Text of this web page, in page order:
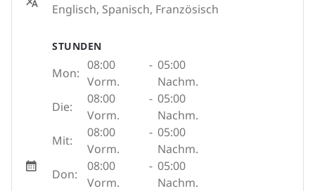
Englisch, Spanisch, Französisch
STUNDEN
Mon:
08:00
Vorm.
- 05:00
Nachm.
Die:
08:00
Vorm.
- 05:00
Nachm.
Mit:
08:00
Vorm.
- 05:00
Nachm.
Don:
08:00
Vorm.
- 05:00
Nachm.